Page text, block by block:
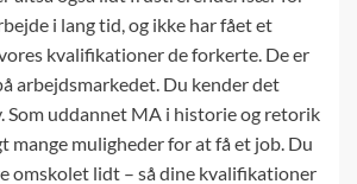
i lang tid, og ikke har fået et
kvalifikationer de forkerte. De er
arbejdsmarkedet. Du kender det
Som uddannet MA i historie og retorik
mange muligheder for at få et job. Du
omskolet lidt – så dine kvalifikationer